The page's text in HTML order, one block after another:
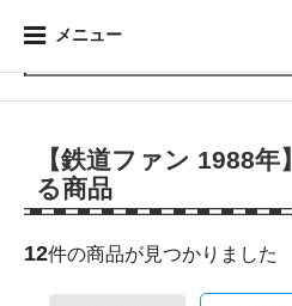
メニュー
【鉄道ファン 1988
る商品
12件の商品が見つかりました